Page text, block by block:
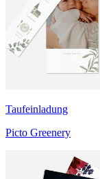
Taufeinladung
Picto Greenery